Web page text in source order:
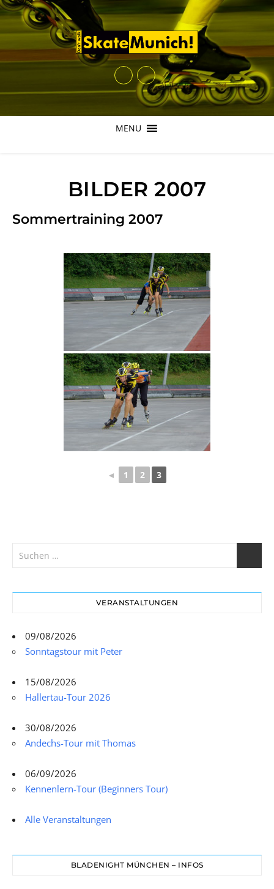
MENU
BILDER 2007
Sommertraining 2007
◄ 1 2 3
VERANSTALTUNGEN
09/08/2026
Sonntagstour mit Peter
15/08/2026
Hallertau-Tour 2026
30/08/2026
Andechs-Tour mit Thomas
06/09/2026
Kennenlern-Tour (Beginners Tour)
Alle Veranstaltungen
BLADENIGHT MÜNCHEN – INFOS